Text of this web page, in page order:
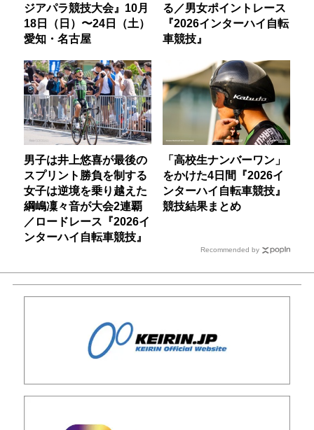
ジアパラ競技大会』10月
18日（日）〜24日（土）
愛知・名古屋
る／男女ポイントレース
『2026インターハイ自転
車競技』
男子は井上悠喜が最後の
スプリント勝負を制する
女子は逆境を乗り越えた
綱嶋凜々音が大会2連覇
／ロードレース『2026イ
ンターハイ自転車競技』
「高校生ナンバーワン」
をかけた4日間『2026イ
ンターハイ自転車競技』
競技結果まとめ
Recommended by